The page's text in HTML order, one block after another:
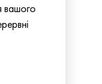
вашого